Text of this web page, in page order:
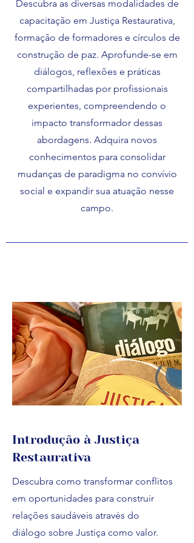
Descubra as diversas modalidades de
capacitação em Justiça Restaurativa,
formação de formadores e círculos de
construção de paz. Aprofunde-se em
diálogos, reflexões e práticas
compartilhadas por profissionais
experientes, compreendendo o
impacto transformador dessas
abordagens. Adquira novos
conhecimentos para consolidar
mudanças de paradigma no convívio
social e expandir sua atuação nesse
campo.
Introdução à Justiça
Restaurativa
Descubra como transformar conflitos
em oportunidades para construir
relações saudáveis através do
diálogo sobre Justiça como valor.